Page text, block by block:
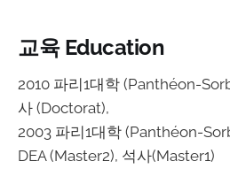
교육 Education
2010 파리1대학 (Panthéon-
사 (Doctorat),
2003 파리1대학 (Panthéon-
DEA (Master2), 석사(Master1)